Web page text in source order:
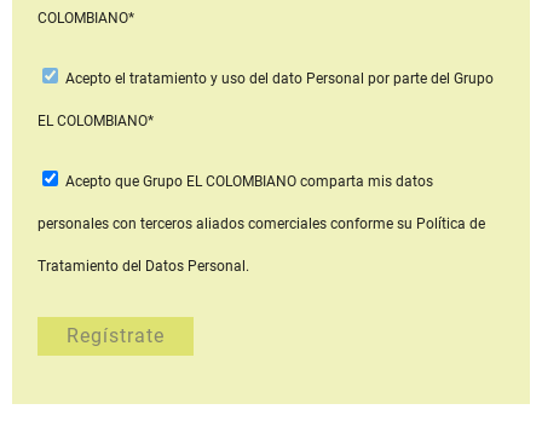
COLOMBIANO*
Acepto el tratamiento y uso del dato Personal por parte del Grupo
EL COLOMBIANO*
Acepto que Grupo EL COLOMBIANOcomparta mis datos
personales con terceros aliados comerciales conforme su Política de
Tratamiento del Datos Personal.